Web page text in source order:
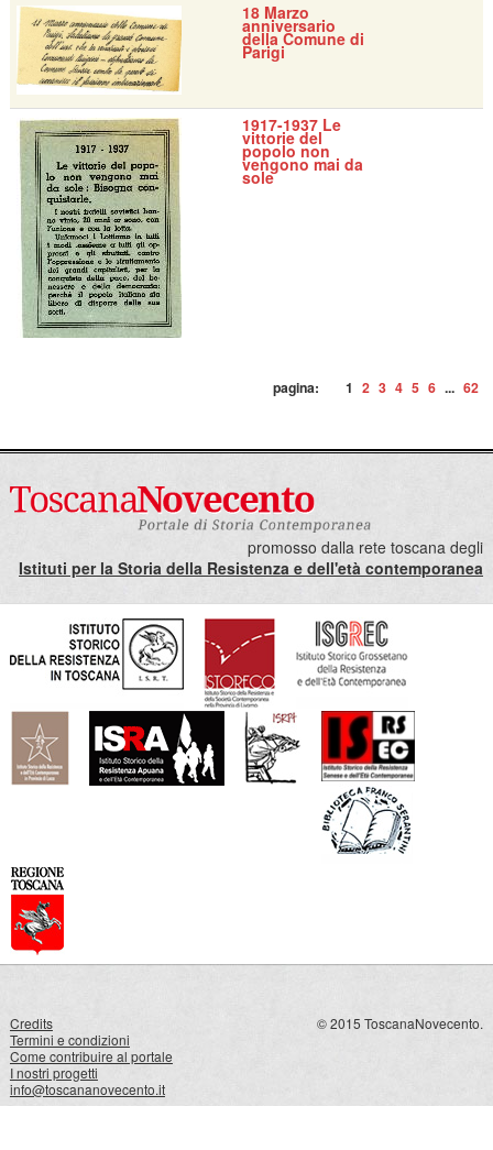
18 Marzo
anniversario
della Comune di
Parigi
1917-1937 Le
vittorie del
popolo non
vengono mai da
sole
pagina: 1 2 3 4 5 6 ... 62
promosso dalla rete toscana degli
Istituti per la Storia della Resistenza e dell'età contemporanea
Credits
Termini e condizioni
Come contribuire al portale
I nostri progetti
info@toscananovecento.it
© 2015 ToscanaNovecento.